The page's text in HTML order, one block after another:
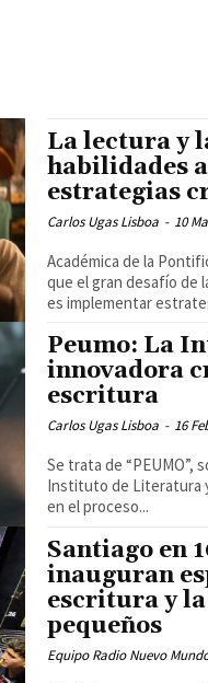
La lectura y
habilidades
estrategias
Carlos Ugas Lisboa - 10
Académica de la
que el gran desafío de
es implementar
Peumo: La
innovadora
escritura
Carlos Ugas Lisboa - 16
Se trata de “PEUMO”,
Instituto de Literatura
en el proceso...
Santiago en
inauguran
escritura y
pequeños
Equipo Radio Nuevo